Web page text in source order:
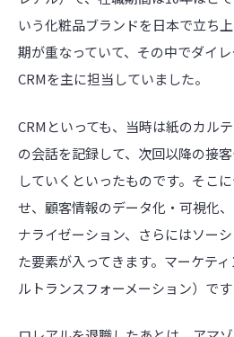
いう化粧品ブランドを日本で立ち
期が重なっていて、その中でダイ
CRMを主に担当していました。
CRMといっても、当時は紙のカル
の会話を記録して、次回以降の接
していくといったものです。そこ
せ、顧客情報のデータ化・可視化
ナライゼーション、さらにはソー
た要素が入ってきます。マーケテ
ルトランスフォーメーション）です